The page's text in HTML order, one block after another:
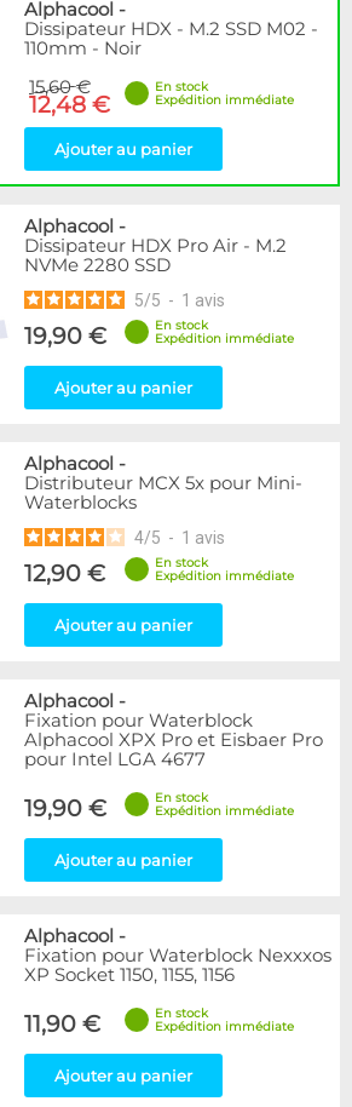
Alphacool -
Dissipateur HDX - M.2 SSD M02 -
110mm - Noir
15,60 €
12,48 €
En stock
Expédition immédiate
Ajouter au panier
Alphacool -
Dissipateur HDX Pro Air - M.2
NVMe 2280 SSD
5/5 - 1 avis
19,90 €
En stock
Expédition immédiate
Ajouter au panier
Alphacool -
Distributeur MCX 5x pour Mini-
Waterblocks
4/5 - 1 avis
12,90 €
En stock
Expédition immédiate
Ajouter au panier
Alphacool -
Fixation pour Waterblock
Alphacool XPX Pro et Eisbaer Pro
pour Intel LGA 4677
19,90 €
En stock
Expédition immédiate
Ajouter au panier
Alphacool -
Fixation pour Waterblock Nexxxos
XP Socket 1150, 1155, 1156
11,90 €
En stock
Expédition immédiate
Ajouter au panier